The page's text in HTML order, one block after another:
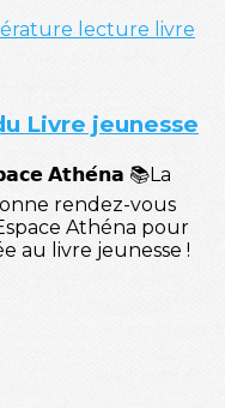
lecture livre
Livre jeunesse
𝗔𝘁𝗵𝗲́𝗻𝗮 📚La
rendez-vous
Athéna pour
au livre jeunesse !